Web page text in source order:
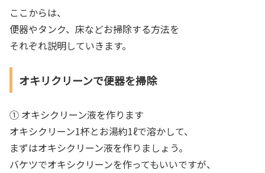
ここからは、
便器やタンク、床などお掃除する方法を
それぞれ説明していきます。
オキリクリーンで便器を掃除
① オキシクリーン液を作ります
オキシクリーン1杯とお湯約1ℓで溶かして、
まずはオキシクリーン液を作りましょう。
バケツでオキシクリーンを作ってもいいですが、